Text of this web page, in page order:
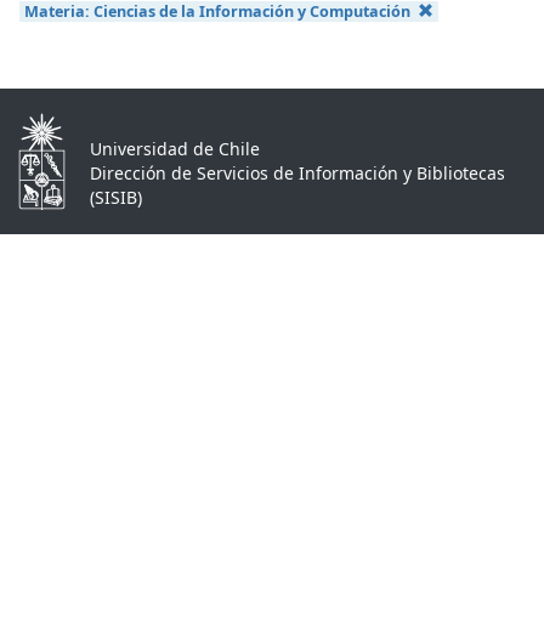
Materia: Ciencias de la Información y Computación
Universidad de Chile
Dirección de Servicios de Información y Bibliotecas
(SISIB)